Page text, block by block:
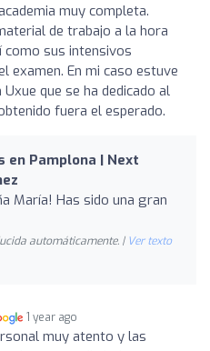
muy completa.
de trabajo a la hora
como sus intensivos
examen. En mi caso estuve
que se ha dedicado al
fuera el esperado.
en Pamplona | Next
María! Has sido una gran
automáticamente. | Ver texto
1 year ago
muy atento y las